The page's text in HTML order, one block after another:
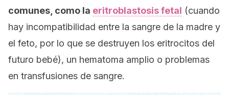
comunes, como la eritroblastosis fetal (cuando
hay incompatibilidad entre la sangre de la madre y
el feto, por lo que se destruyen los eritrocitos del
futuro bebé), un hematoma amplio o problemas
en transfusiones de sangre.